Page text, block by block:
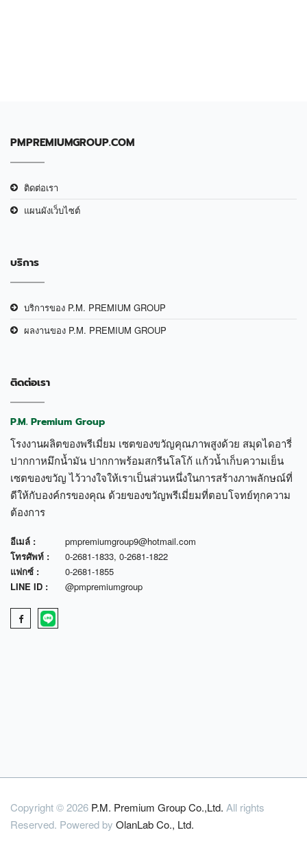
PMPREMIUMGROUP.COM
ติดต่อเรา
แผนผังเว็บไซต์
บริการ
บริการของ P.M. PREMIUM GROUP
ผลงานของ P.M. PREMIUM GROUP
ติดต่อเรา
P.M. Premium Group
โรงงานผลิตของพรีเมี่ยม เซตของขวัญคุณภาพสูงด้วย สมุดไดอารี่
ปากกาหมึกน้ำมัน ปากกาพร้อมสกรีนโลโก้ แก้วน้ำเก็บความเย็น
เซตของขวัญ ไว้วางใจให้เราเป็นส่วนหนึ่งในการสร้างภาพลักษณ์ที่
ดีให้กับองค์กรของคุณ ด้วยของขวัญพรีเมี่ยมที่ตอบโจทย์ทุกความ
ต้องการ
อีเมล์ :
pmpremiumgroup9@hotmail.com
โทรศัพท์ :
0-2681-1833, 0-2681-1822
แฟกซ์ :
0-2681-1855
LINE ID :
@pmpremiumgroup
Copyright © 2026 P.M. Premium Group Co.,Ltd. All rights
Reserved. Powered by OlanLab Co., Ltd.